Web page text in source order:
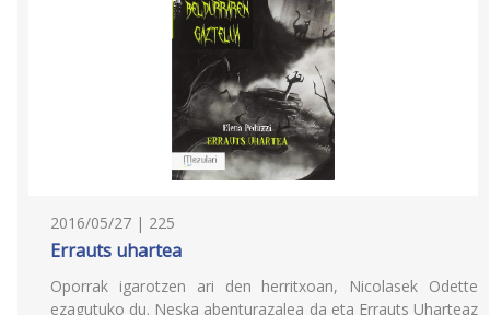
2016/05/27 | 225
Errauts uhartea
Oporrak igarotzen ari den herritxoan, Nicolasek Odette
ezagutuko du. Neska abenturazalea da eta Errauts Uharteaz